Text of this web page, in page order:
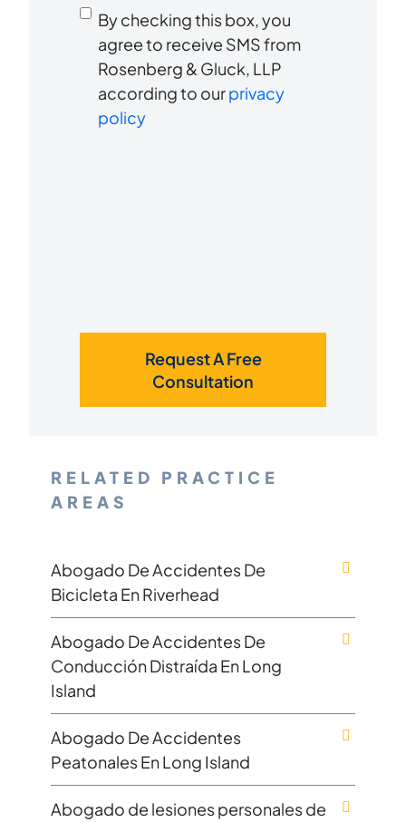
hear
about
us?
Consent
receive
SMS
By checking this box, you
agree to receive SMS from
Rosenberg & Gluck, LLP
according to ourprivacy
policy
Request A Free
Consultation
RELATED PRACTICE
AREAS
Abogado De Accidentes De
Bicicleta En Riverhead
Abogado De Accidentes De
Conducción Distraída En Long
Island
Abogado De Accidentes
Peatonales En Long Island
Abogado de lesiones personales de